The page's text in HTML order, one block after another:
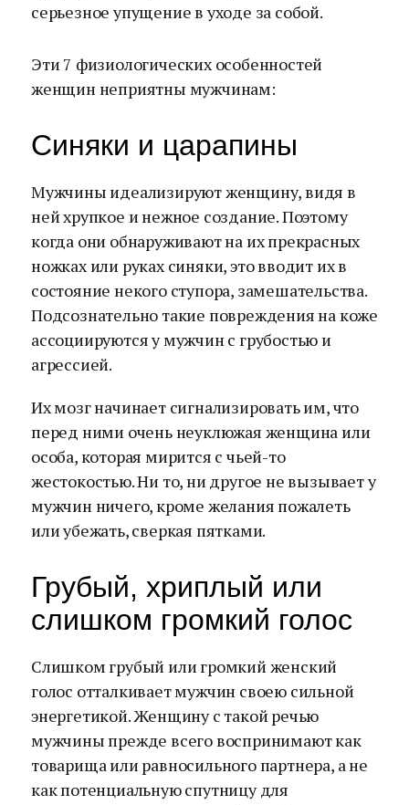
серьезное упущение в уходе за собой.
Эти 7 физиологических особенностей
женщин неприятны мужчинам:
Синяки и царапины
Мужчины идеализируют женщину, видя в
ней хрупкое и нежное создание. Поэтому
когда они обнаруживают на их прекрасных
ножках или руках синяки, это вводит их в
состояние некого ступора, замешательства.
Подсознательно такие повреждения на коже
ассоциируются у мужчин с грубостью и
агрессией.
Их мозг начинает сигнализировать им, что
перед ними очень неуклюжая женщина или
особа, которая мирится с чьей-то
жестокостью. Ни то, ни другое не вызывает у
мужчин ничего, кроме желания пожалеть
или убежать, сверкая пятками.
Грубый, хриплый или
слишком громкий голос
Слишком грубый или громкий женский
голос отталкивает мужчин своею сильной
энергетикой. Женщину с такой речью
мужчины прежде всего воспринимают как
товарища или равносильного партнера, а не
как потенциальную спутницу для